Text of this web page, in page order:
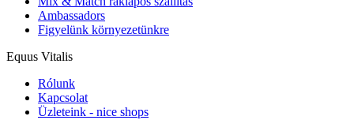
Ambassadors
Figyelünk környezetünkre
Equus Vitalis
Rólunk
Kapcsolat
Üzleteink - nice shops